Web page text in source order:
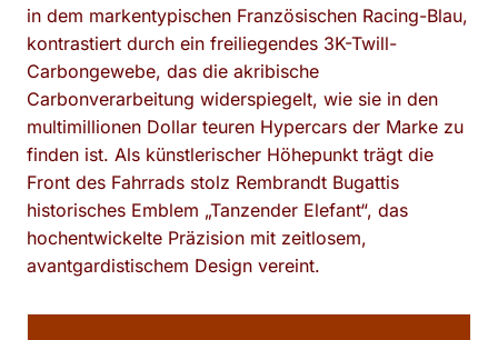
in dem markentypischen Französischen Racing-Blau,
kontrastiert durch ein freiliegendes 3K-Twill-
Carbongewebe, das die akribische
Carbonverarbeitung widerspiegelt, wie sie in den
multimillionen Dollar teuren Hypercars der Marke zu
finden ist. Als künstlerischer Höhepunkt trägt die
Front des Fahrrads stolz Rembrandt Bugattis
historisches Emblem „Tanzender Elefant“, das
hochentwickelte Präzision mit zeitlosem,
avantgardistischem Design vereint.